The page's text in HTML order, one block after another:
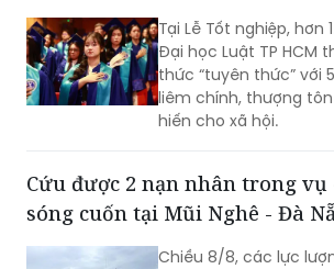
Tại Lễ Tốt nghiệp, hơn
Đại học Luật TP HCM
thức “tuyên thức” với
liêm chính, thượng
hiến cho xã hội.
Cứu được 2 nạn nhân trong
sóng cuốn tại Mũi Nghê - Đà
Chiều 8/8, các lực